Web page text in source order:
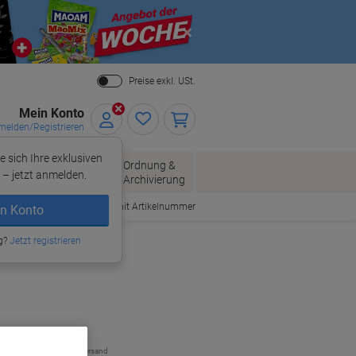
Close
Preise exkl. USt.
Mein Konto
Registrieren
sich Ihre exklusiven
jetzt anmelden.
Konto
Jetzt registrieren
Bürobedarf
Ordnung &
Archivierung
Bestellen mit Artikelnummer
zzgl. Versand